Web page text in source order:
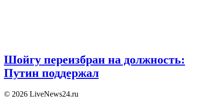
Шойгу переизбран на должность:
Путин поддержал
© 2026 LiveNews24.ru